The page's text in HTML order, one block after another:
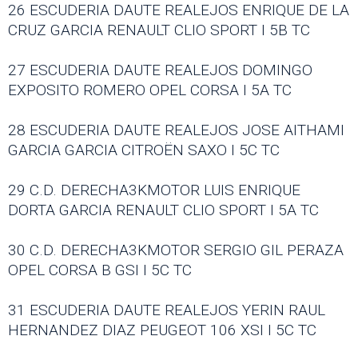
26 ESCUDERIA DAUTE REALEJOS ENRIQUE DE LA
CRUZ GARCIA RENAULT CLIO SPORT I 5B TC
27 ESCUDERIA DAUTE REALEJOS DOMINGO
EXPOSITO ROMERO OPEL CORSA I 5A TC
28 ESCUDERIA DAUTE REALEJOS JOSE AITHAMI
GARCIA GARCIA CITROËN SAXO I 5C TC
29 C.D. DERECHA3KMOTOR LUIS ENRIQUE
DORTA GARCIA RENAULT CLIO SPORT I 5A TC
30 C.D. DERECHA3KMOTOR SERGIO GIL PERAZA
OPEL CORSA B GSI I 5C TC
31 ESCUDERIA DAUTE REALEJOS YERIN RAUL
HERNANDEZ DIAZ PEUGEOT 106 XSI I 5C TC